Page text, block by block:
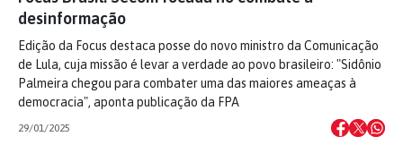
desinformação
Edição da Focus destaca posse do novo ministro da Comunicação
de Lula, cuja missão é levar a verdade ao povo brasileiro: "Sidônio
Palmeira chegou para combater uma das maiores ameaças à
democracia", aponta publicação da FPA
29/01/2025